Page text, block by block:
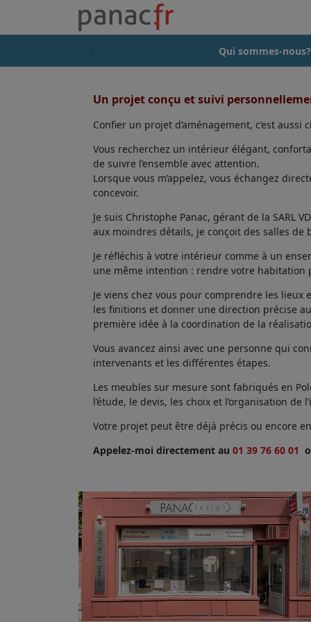
Qui sommes-nous?
Un projet conçu et suivi
Confier un projet d’aménagement, c’est
Vous recherchez un intérieur élégant,
de suivre l’ensemble avec attention.
Lorsque vous m’appelez, vous échangez
concevoir.
Je suis Christophe Panac, gérant de la SARL
aux moindres détails, je conçoit des salles
Je réfléchis à votre intérieur comme à un
une même intention : rendre votre habitation
Je viens chez vous pour comprendre les
les finitions et donner une direction précise
première idée à la coordination de la
Vous avancez ainsi avec une personne qui
intervenants et les différentes étapes.
Les meubles sur mesure sont fabriqués en
l’étude, le devis, les choix et l’organisation de
Votre projet peut être déjà précis ou encore
Appelez-moi directement au 01 39 76 60 01